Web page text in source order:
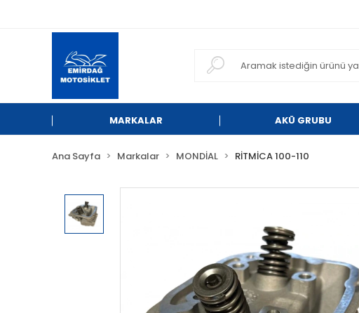
MARKALAR AKÜ GRUBU
Ana Sayfa Markalar MONDİAL RİTMİCA 100-110